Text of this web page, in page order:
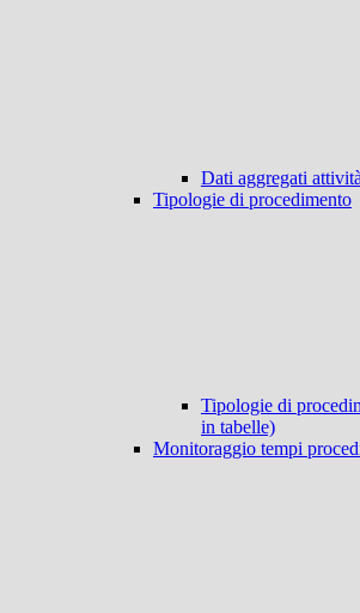
Dati aggregati
Tipologie di procedimento
Tipologie di
in tabelle)
Monitoraggio tempi